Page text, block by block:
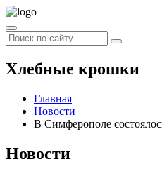
Хлебные крошки
Главная
Новости
В Симферополе
Новости